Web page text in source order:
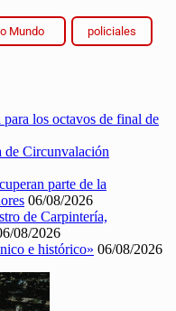
Mundo policiales
los octavos de final de
de Circunvalación
parte de la
06/08/2026
de Carpintería,
08/2026
e histórico» 06/08/2026